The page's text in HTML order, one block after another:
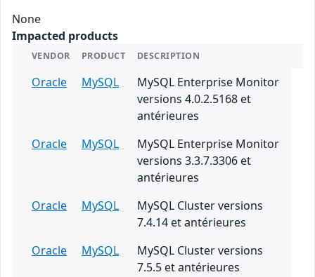
None
Impacted products
VENDOR PRODUCT DESCRIPTION
Oracle MySQL
MySQL Enterprise Monitor
versions 4.0.2.5168 et
antérieures
Oracle
MySQL
MySQL Enterprise Monitor
versions 3.3.7.3306 et
antérieures
Oracle
MySQL
MySQL Cluster versions
7.4.14 et antérieures
Oracle
MySQL
MySQL Cluster versions
7.5.5 et antérieures